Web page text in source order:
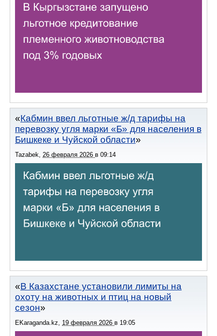
Кабмин ввел льготные ж/д тарифы на
перевозку угля марки «Б» для населения в
Бишкеке и Чуйской области
Tazabek 26 февраля 2026 в 09:14
В Казахстане установили лимиты на
охоту на животных и птиц на новый
сезон
EKaraganda.kz, 19 февраля 2026 в 19:05